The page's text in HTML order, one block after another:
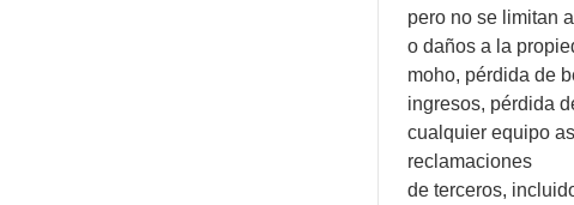
pero no se limitan
o daños a la
moho, pérdida de
ingresos, pérdida
cualquier equipo
reclamaciones
de terceros,